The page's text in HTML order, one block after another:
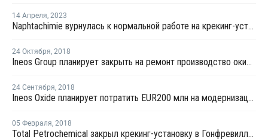
14 Апреля, 2023
Naphtachimie вурнулась к нормальной работе на крекинг-установке в Лавере
24 Октября, 2018
Ineos Group планирует закрыть на ремонт производство окиси этилена в Лавере
24 Сентября, 2018
Ineos Oxide планирует потратить EUR200 млн на модернизацию производства окиси этилена в Европе
05 Февраля, 2018
Total Petrochemical закрыл крекинг-установку в Гонфревилле из-за поломки